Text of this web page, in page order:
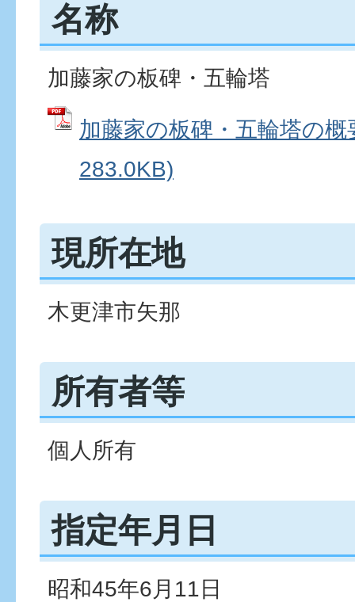
名称
加藤家の板碑・五輪塔
加藤家の板碑・五輪塔の
283.0KB)
現所在地
木更津市矢那
所有者等
個人所有
指定年月日
昭和45年6月11日